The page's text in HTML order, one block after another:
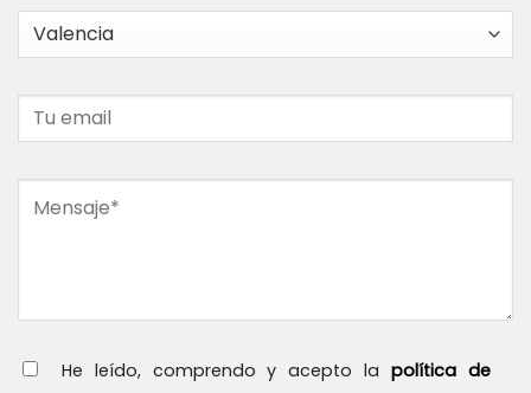
He leído, comprendo y acepto lapolítica de